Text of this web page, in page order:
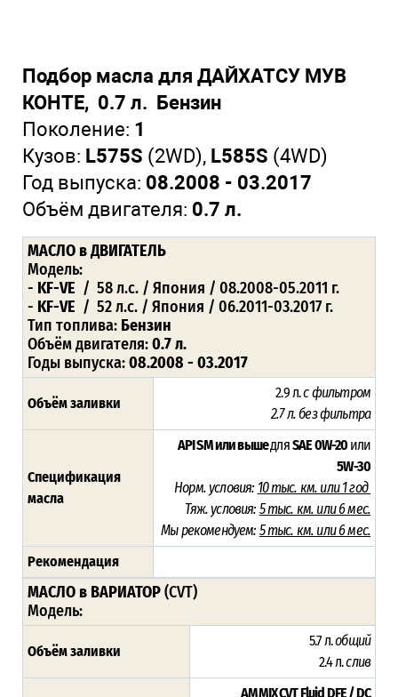
Подбор масла для ДАЙХАТСУ МУВ
КОНТЕ, 0.7 л. Бензин
Поколение: 1
Кузов: L575S (2WD), L585S (4WD)
Год выпуска: 08.2008 - 03.2017
Объём двигателя: 0.7 л.
МАСЛО в ДВИГАТЕЛЬ
Модель:
- KF-VE / 58 л.с. / Япония / 08.2008-05.2011 г.
- KF-VE / 52 л.с. / Япония / 06.2011-03.2017 г.
Тип топлива: Бензин
Объём двигателя:0.7 л.
Годы выпуска:08.2008 - 03.2017
Объём заливки
2.9 л.с фильтром
2.7 л. без фильтра
Спецификация
масла
API SM или вышедляSAE 0W-20или
5W-30
Норм. условия: 10тыс. км. или 1 год
Тяж. условия: 5тыс. км. или 6 мес.
Мы рекомендуем: 5 тыс. км. или 6 мес.
Рекомендация
МАСЛО в ВАРИАТОР(CVT)
Модель:
Объём заливки
5.7 л.общий
2.4 л.слив
AMMIX CVT Fluid DFE / DC